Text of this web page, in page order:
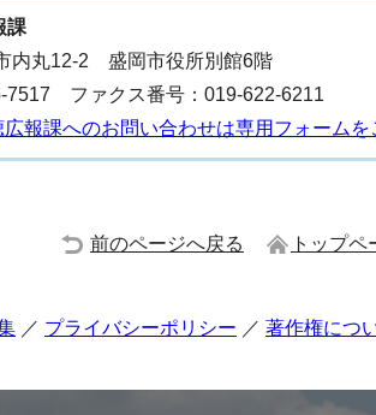
課
内丸12-2 盛岡市役所別館6階
7517 ファクス番号：019-622-6211
報課へのお問い合わせは専用フォームを
前のページへ戻る トップペ
プライバシーポリシー 著作権につ